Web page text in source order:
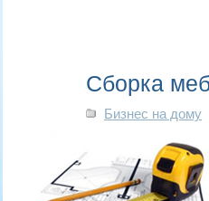
Сборка
Бизнес на дому